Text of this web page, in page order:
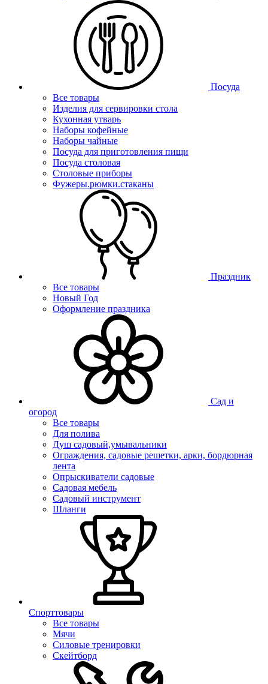
Посуда
Все товары
Изделия для сервировки стола
Кухонная утварь
Наборы кофейные
Наборы чайные
Посуда для приготовления пищи
Посуда столовая
Столовые приборы
Фужеры.рюмки.стаканы
Праздник
Все товары
Новый Год
Оформление праздника
Сад и
огород
Все товары
Для полива
Душ садовый,умывальники
Ограждения, садовые решетки, арки, бордюрная
лента
Опрыскиватели садовые
Садовая мебель
Садовый инструмент
Шланги
Спорттовары
Все товары
Мячи
Силовые тренировки
Скейтборд